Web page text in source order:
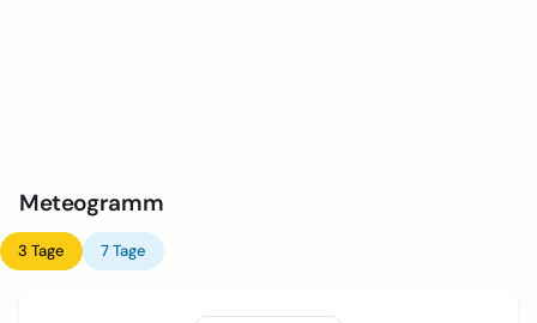
Meteogramm
3 Tage 7 Tage